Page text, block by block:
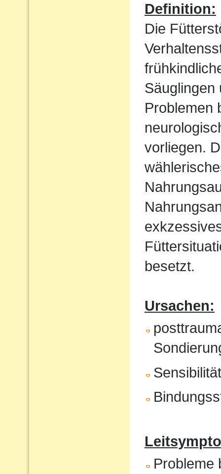
Definition:
Die
Säuglingen
Problemen
vorliegen.
besetzt.
Ursachen:
Probleme